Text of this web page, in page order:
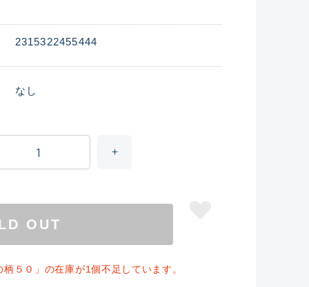
2315322455444
なし
OUT
５０」の在庫が1個不足しています。